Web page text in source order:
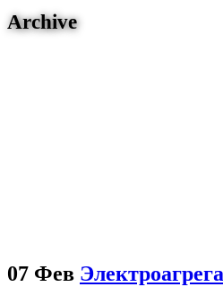
Archive
07 Фев